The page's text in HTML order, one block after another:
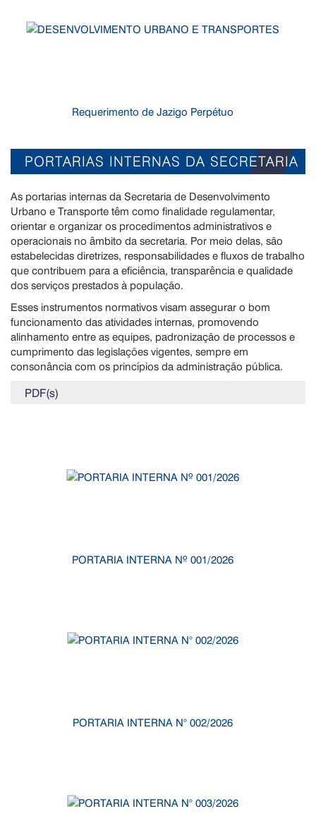
Requerimento de Jazigo Perpétuo
PORTARIAS INTERNAS DA SECRETARIA
As portarias internas da Secretaria de Desenvolvimento
Urbano e Transporte têm como finalidade regulamentar,
orientar e organizar os procedimentos administrativos e
operacionais no âmbito da secretaria. Por meio delas, são
estabelecidas diretrizes, responsabilidades e fluxos de trabalho
que contribuem para a eficiência, transparência e qualidade
dos serviços prestados à população.
Esses instrumentos normativos visam assegurar o bom
funcionamento das atividades internas, promovendo
alinhamento entre as equipes, padronização de processos e
cumprimento das legislações vigentes, sempre em
consonância com os princípios da administração pública.
PDF(s)
PORTARIA INTERNA Nº 001/2026
PORTARIA INTERNA N° 002/2026